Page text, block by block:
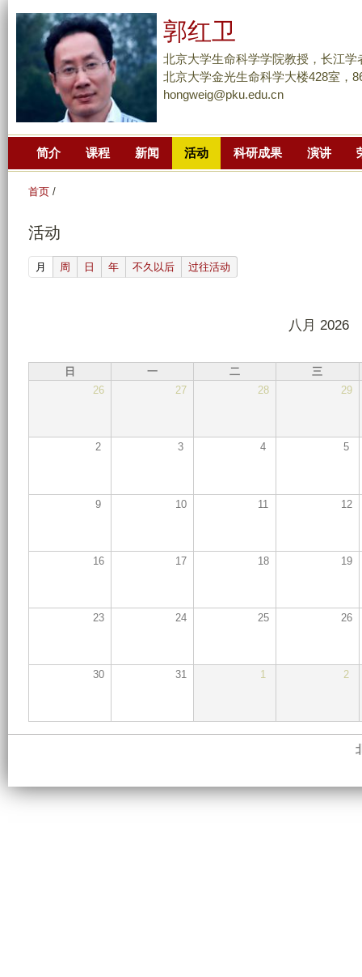
到
主
郭红卫
北京大学生命科学学院教授，长江学
北京大学金光生命科学大楼428室，
hongweig@pku.edu.cn
简介 课程 新闻 活动 科研成果 演讲
首页 /
活动
月 (active tab)
周 日 年 不久以后 过往活动
八月 2026
日 一 二
三
26
27 28 29
2 3 4 5
9 10 11 12
16 17 18 19
23 24 25 26
30 31 1 2